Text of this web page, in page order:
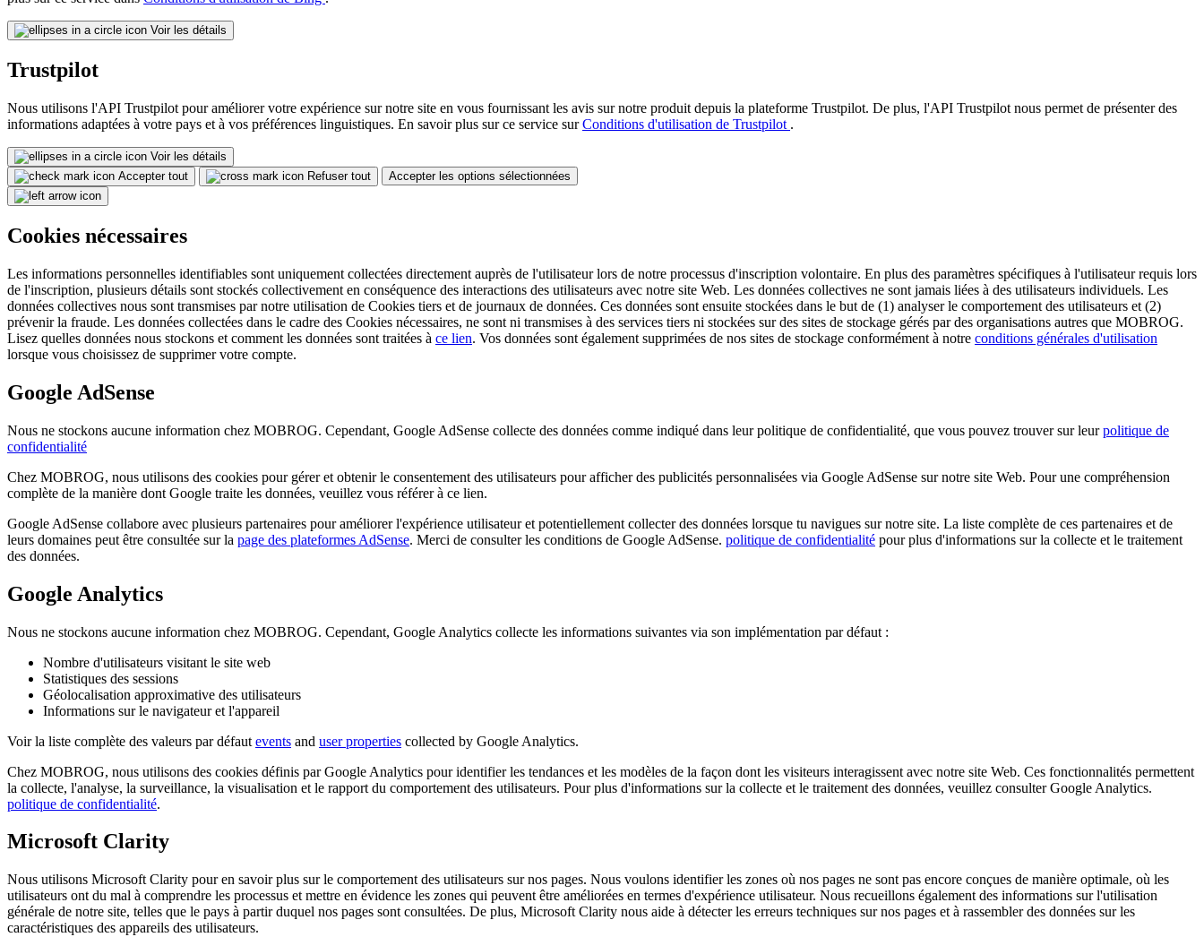
Voir les détails
Trustpilot
Nous utilisons l'API Trustpilot pour améliorer votre expérience sur notre site en vous fournissant les avis sur notre produit depuis la plateforme Trustpilot. De plus, l'API Trustpilot nous permet de présenter des
informations adaptées à votre pays et à vos préférences linguistiques. En savoir plus sur ce service surConditions d'utilisation de Trustpilot .
Voir les détails
Accepter tout
Refuser tout Accepter les options sélectionnées
Cookies nécessaires
Les informations personnelles identifiables sont uniquement collectées directement auprès de l'utilisateur lors de notre processus d'inscription volontaire. En plus des paramètres spécifiques à l'utilisateur requis lors
de l'inscription, plusieurs détails sont stockés collectivement en conséquence des interactions des utilisateurs avec notre site Web. Les données collectives ne sont jamais liées à des utilisateurs individuels. Les
données collectives nous sont transmises par notre utilisation de Cookies tiers et de journaux de données. Ces données sont ensuite stockées dans le but de (1) analyser le comportement des utilisateurs et (2)
prévenir la fraude. Les données collectées dans le cadre des Cookies nécessaires, ne sont ni transmises à des services tiers ni stockées sur des sites de stockage gérés par des organisations autres que MOBROG.
Lisez quelles données nous stockons et comment les données sont traitées à ce lien. Vos données sont également supprimées de nos sites de stockage conformément à notre conditions générales d'utilisation
lorsque vous choisissez de supprimer votre compte.
Google AdSense
Nous ne stockons aucune information chez MOBROG. Cependant, Google AdSense collecte des données comme indiqué dans leur politique de confidentialité, que vous pouvez trouver sur leurpolitique de
confidentialité
Chez MOBROG, nous utilisons des cookies pour gérer et obtenir le consentement des utilisateurs pour afficher des publicités personnalisées via Google AdSense sur notre site Web. Pour une compréhension
complète de la manière dont Google traite les données, veuillez vous référer à ce lien.
Google AdSense collabore avec plusieurs partenaires pour améliorer l'expérience utilisateur et potentiellement collecter des données lorsque tu navigues sur notre site. La liste complète de ces partenaires et de
leurs domaines peut être consultée sur la page des plateformes AdSense. Merci de consulter les conditions de Google AdSense. politique de confidentialité pour plus d'informations sur la collecte et le traitement
des données.
Google Analytics
Nous ne stockons aucune information chez MOBROG. Cependant, Google Analytics collecte les informations suivantes via son implémentation par défaut :
Nombre d'utilisateurs visitant le site web
Statistiques des sessions
Géolocalisation approximative des utilisateurs
Informations sur le navigateur et l'appareil
Voir la liste complète des valeurs par défaut events and user properties collected by Google Analytics.
Chez MOBROG, nous utilisons des cookies définis par Google Analytics pour identifier les tendances et les modèles de la façon dont les visiteurs interagissent avec notre site Web. Ces fonctionnalités permettent
la collecte, l'analyse, la surveillance, la visualisation et le rapport du comportement des utilisateurs. Pour plus d'informations sur la collecte et le traitement des données, veuillez consulter Google Analytics.
politique de confidentialité.
Microsoft Clarity
Nous utilisons Microsoft Clarity pour en savoir plus sur le comportement des utilisateurs sur nos pages. Nous voulons identifier les zones où nos pages ne sont pas encore conçues de manière optimale, où les
utilisateurs ont du mal à comprendre les processus et mettre en évidence les zones qui peuvent être améliorées en termes d'expérience utilisateur. Nous recueillons également des informations sur l'utilisation
générale de notre site, telles que le pays à partir duquel nos pages sont consultées. De plus, Microsoft Clarity nous aide à détecter les erreurs techniques sur nos pages et à rassembler des données sur les
caractéristiques des appareils des utilisateurs.